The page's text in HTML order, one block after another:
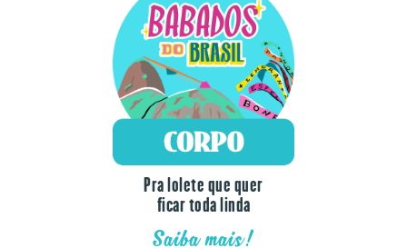
Pra lolete que quer
ficar toda linda
Saiba mais!